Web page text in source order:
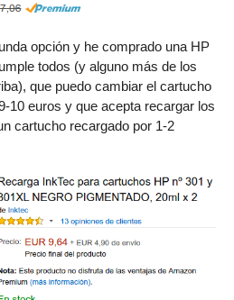
opción y he comprado una HP
todos (y alguno más de los
que puedo cambiar el cartucho
10 euros y que acepta recargar los
cartucho recargado por 1-2